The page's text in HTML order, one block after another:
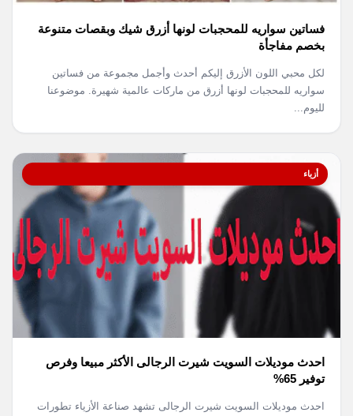
فساتين سواريه للمحجبات لونها أزرق شيك وبقصات متنوعة
بخصم مفاجأة
لكل محبي اللون الأزرق إليكم أحدث وأجمل مجموعة من فساتين
سواريه للمحجبات لونها أزرق من ماركات عالمية شهيرة. موضوعنا
لليوم...
أزياء
احدث موديلات السويت شيرت الرجالى الأكثر مبيعا وفرص
توفير 65%
احدث موديلات السويت شيرت الرجالى تشهد صناعة الأزياء تطورات